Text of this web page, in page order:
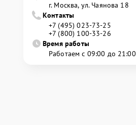
г. Москва, ул. Чаянова 18
Контакты
+7 (495) 023-73-25
+7 (800) 100-33-26
Время работы
Работаем с 09:00 до 21:00